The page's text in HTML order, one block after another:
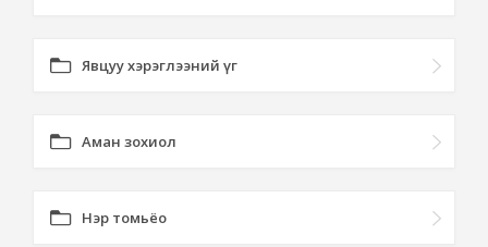
Явцуу хэрэглээний үг
Аман зохиол
Нэр томьёо